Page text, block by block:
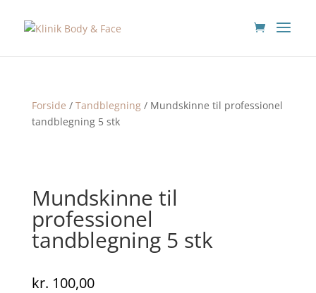
Forside / Tandblegning/ Mundskinne til professionel
tandblegning 5 stk
Mundskinne til
professionel
tandblegning 5 stk
kr. 100,00